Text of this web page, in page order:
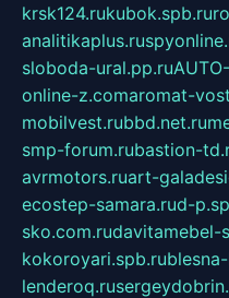
krsk124.rukubok.spb.ru
analitikaplus.ru
sloboda-ural.pp.ru
online-z.comaromat-
mobilvest.rubbd.net.ru
smp-forum.rubastion-
avrmotors.ruart-
ecostep-samara.rud-
sko.com.rudavitamebel-
kokoroyari.spb.ru
lenderoq.ru